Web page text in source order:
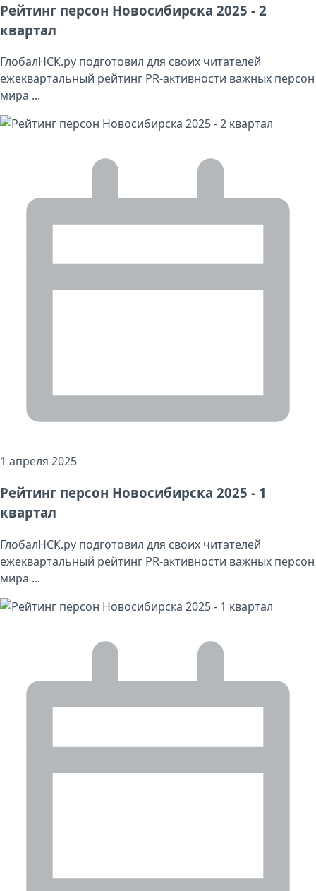
Рейтинг персон Новосибирска 2025 - 2
квартал
ГлобалНСК.ру подготовил для своих читателей
ежеквартальный рейтинг PR-активности важных персон
мира ...
1 апреля 2025
Рейтинг персон Новосибирска 2025 - 1
квартал
ГлобалНСК.ру подготовил для своих читателей
ежеквартальный рейтинг PR-активности важных персон
мира ...